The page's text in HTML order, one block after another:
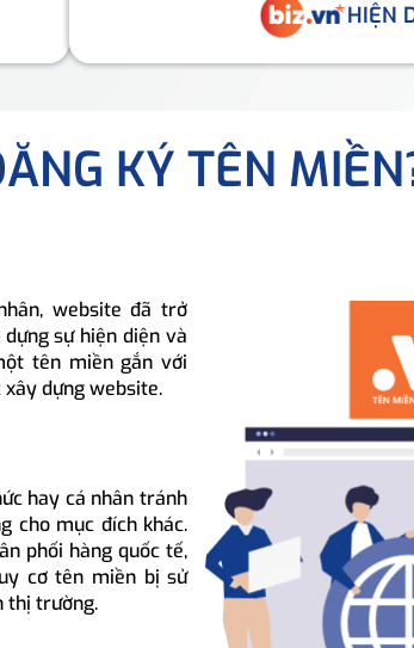
HIỆN
KÝ TÊN
website đã trở
sự hiện diện và
tên miền gắn với
dựng website.
hay cá nhân tránh
cho mục đích khác.
phối hàng quốc tế,
cơ tên miền bị sử
thị trường.